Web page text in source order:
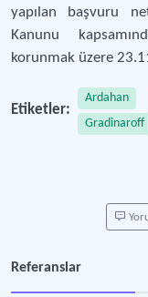
yapılan başvuru
Kanunu
korunmak üzere
Etiketler:
Ardahan
Gradinaroff
Referanslar